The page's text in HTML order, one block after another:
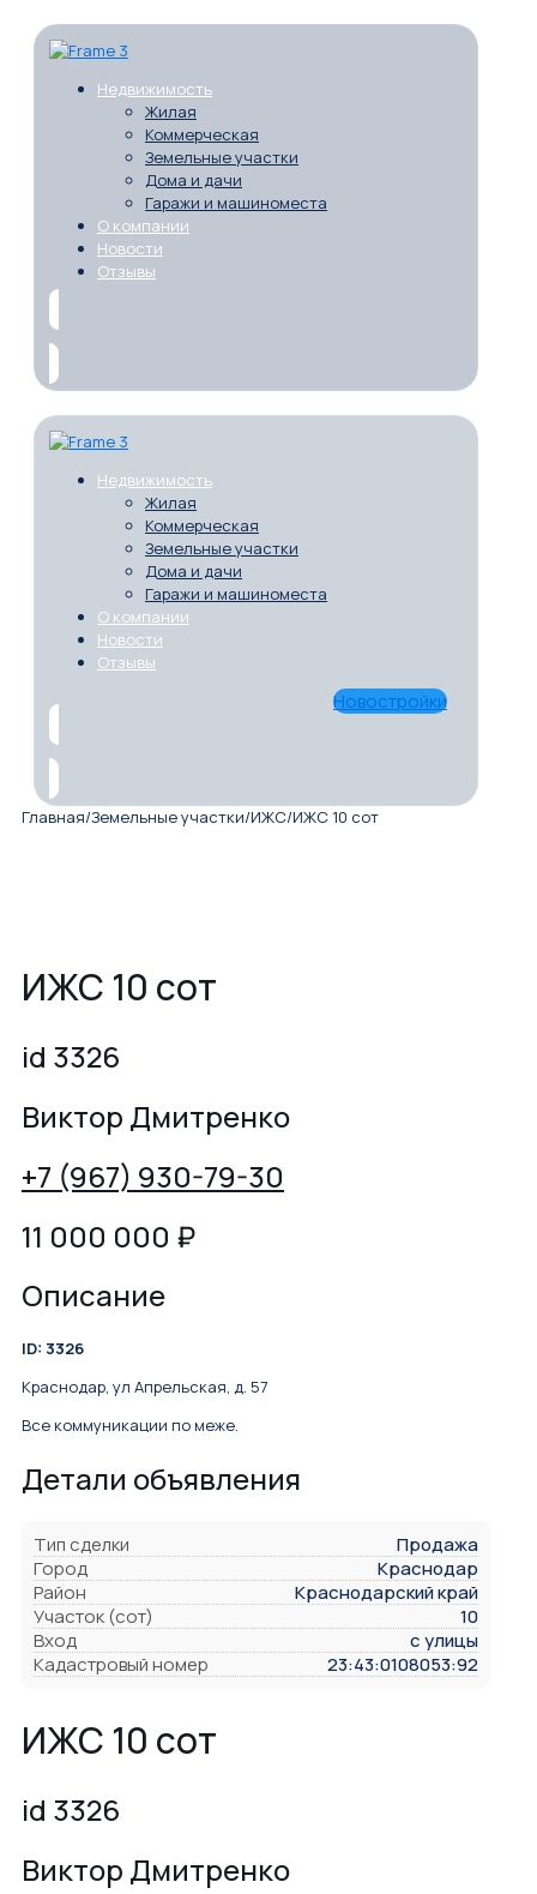
Недвижимость
Жилая
Коммерческая
Земельные участки
Дома и дачи
Гаражи и машиноместа
О компании
Новости
Отзывы
Недвижимость
Жилая
Коммерческая
Земельные участки
Дома и дачи
Гаражи и машиноместа
О компании
Новости
Отзывы
Новостройки
Главная/Земельные участки/ИЖС/ИЖС 10 сот
ИЖС 10 сот
id 3326
Виктор Дмитренко
+7 (967) 930-79-30
11 000 000 ₽
Описание
ID: 3326
Краснодар, ул Апрельская, д. 57
Все коммуникации по меже.
Детали объявления
Тип сделки
Продажа
Город
Краснодар
Район
Краснодарский край
Участок (сот)
10
Вход
с улицы
Кадастровый номер
23:43:0108053:92
ИЖС 10 сот
id 3326
Виктор Дмитренко